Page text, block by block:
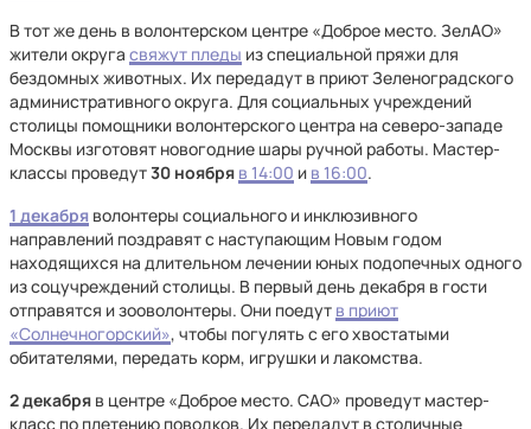
В тот же день в волонтерском центре «Доброе место. ЗелАО»
жители округа свяжут пледы из специальной пряжи для
бездомных животных. Их передадут в приют Зеленоградского
административного округа. Для социальных учреждений
столицы помощники волонтерского центра на северо-западе
Москвы изготовят новогодние шары ручной работы. Мастер-
классы проведут30 ноября в 14:00 и в 16:00.
1 декабря волонтеры социального и инклюзивного
направлений поздравят с наступающим Новым годом
находящихся на длительном лечении юных подопечных одного
из соцучреждений столицы. В первый день декабря в гости
отправятся и зооволонтеры. Они поедут в приют
«Солнечногорский», чтобы погулять с его хвостатыми
обитателями, передать корм, игрушки и лакомства.
2 декабря в центре «Доброе место. САО» проведут мастер-
класс по плетению поводков. Их передадут в столичные